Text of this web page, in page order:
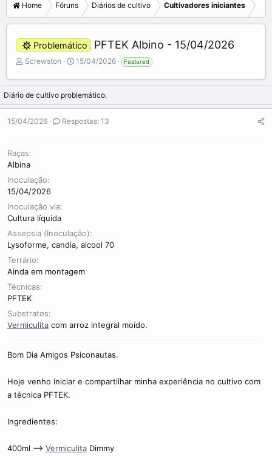
Home Fóruns Diários de cultivo Cultivadores iniciantes
Problemático PFTEK Albino - 15/04/2026
C
i
a
d
r
t
ó
p
i
Screwston
D
t
a
d
i
15/04/2026 Featured
Diário de cultivo problemático.
15/04/2026 Respostas: 13
Raças
Albina
Inoculação
15/04/2026
Inoculação via
Cultura líquida
Assepsia (Inoculação)
Lysoforme, candia, alcool 70
Terrário
Ainda em montagem
Técnicas
PFTEK
Substratos
Vermiculita com arroz integral moído.
Bom Dia Amigos Psiconautas.
Hoje venho iniciar e compartilhar minha experiência no cultivo com
a técnica PFTEK.
Ingredientes:
400ml --> Vermiculita Dimmy